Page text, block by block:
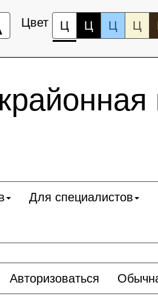
Цвет Ц Ц Ц Ц
Для специалистов
Авторизоваться